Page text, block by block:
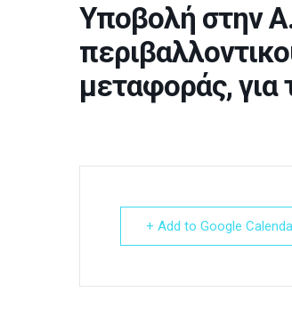
Υποβολή στην
μεταφοράς, για
+ Add to Google